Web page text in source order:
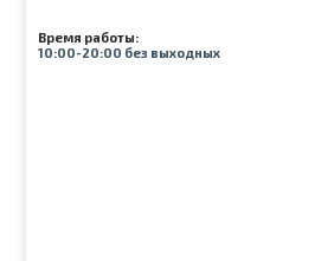
Время работы:
10:00-20:00 без выходных